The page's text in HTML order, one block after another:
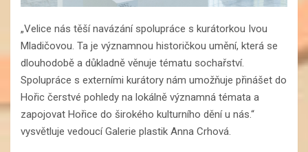
„Velice nás těší navázání spolupráce s kurátorkou Ivou
Mladičovou. Ta je významnou historičkou umění, která se
dlouhodobě a důkladně věnuje tématu sochařství.
Spolupráce s externími kurátory nám umožňuje přinášet do
Hořic čerstvé pohledy na lokálně významná témata a
zapojovat Hořice do širokého kulturního dění u nás.“
vysvětluje vedoucí Galerie plastik Anna Crhová.